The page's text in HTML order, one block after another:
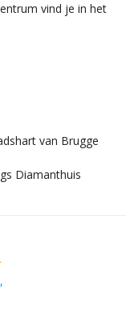
vind je in het
van Brugge
Diamanthuis